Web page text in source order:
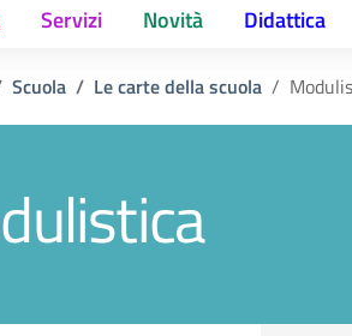
Servizi Novità Didattica
Scuola Le carte della scuola